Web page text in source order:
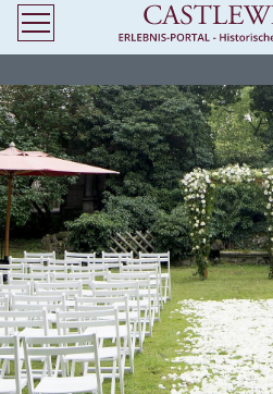
Schlössern - Castlewelt